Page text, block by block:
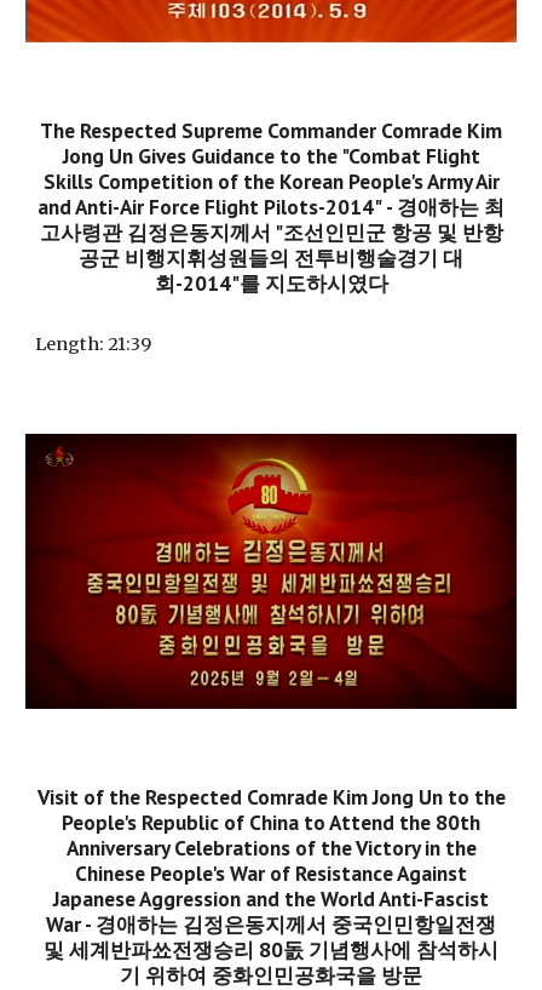
The Respected Supreme Commander Comrade Kim
Jong Un Gives Guidance to the "Combat Flight
Skills Competition of the Korean People's Army Air
and Anti-Air Force Flight Pilots-2014"- 경애하는 최
고사령관 김정은동지께서 "조선인민군 항공 및 반항
공군 비행지휘성원들의 전투비행술경기 대
회-2014"를 지도하시였다
Length: 21:39
Visit of the Respected Comrade Kim Jong Un to the
People's Republic of China to Attend the 80th
Anniversary Celebrations of the Victory in the
Chinese People's War of Resistance Against
Japanese Aggression and the World Anti-Fascist
War- 경애하는 김정은동지께서 중국인민항일전쟁
및 세계반파쑈전쟁승리 80돐 기념행사에 참석하시
기 위하여 중화인민공화국을 방문